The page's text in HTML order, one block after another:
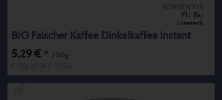
SONNENTOR
EU-Bio
Österreich
BIO Falscher Kaffee Dinkelkaffee instant
5,29 € * / 50g